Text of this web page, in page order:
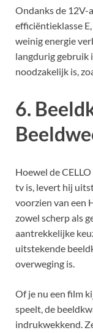
Ondanks de 12V-
efficiëntieklasse
weinig energie
langdurig gebruik
noodzakelijk is,
6.
Hoewel de
tv is, levert hij
voorzien van een
zowel scherp als
aantrekkelijke
uitstekende
overweging is.
Of je nu een film
speelt, de
indrukwekkend.